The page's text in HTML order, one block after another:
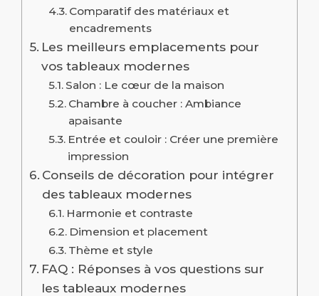
Comparatif des matériaux et
encadrements
Les meilleurs emplacements pour
vos tableaux modernes
Salon : Le cœur de la maison
Chambre à coucher : Ambiance
apaisante
Entrée et couloir : Créer une première
impression
Conseils de décoration pour intégrer
des tableaux modernes
Harmonie et contraste
Dimension et placement
Thème et style
FAQ : Réponses à vos questions sur
les tableaux modernes